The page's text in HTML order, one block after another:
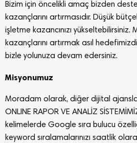
Bizim için öncelikli amaç bizden
kazançlarını artırmasıdır. Düşük
işletme kazancınızı yükseltebilirsiniz.
kazançlarını artırmak asıl
bizle yolunuza devam edersiniz.
Misyonumuz
Moradam olarak, diğer dijital
ONLINE RAPOR VE ANALİZ
kelimelerde Google sıra bulucu
keyword sıralamalarınızı saatlik